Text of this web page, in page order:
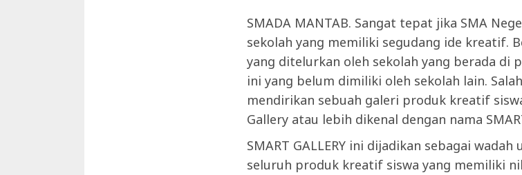
SMADA MANTAB. Sangat tepat jika SMA
sekolah yang memiliki segudang ide kreatif.
yang ditelurkan oleh sekolah yang berada di
ini yang belum dimiliki oleh sekolah lain.
mendirikan sebuah galeri produk kreatif
Gallery atau lebih dikenal dengan nama
SMART GALLERY ini dijadikan sebagai
seluruh produk kreatif siswa yang memiliki